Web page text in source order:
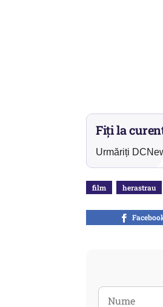
Fiți la
Urmăriți
film herastrau